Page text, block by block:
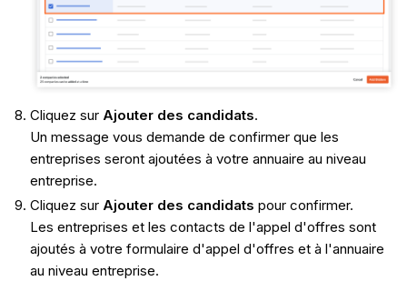
Cliquez sur Ajouter des candidats.
Un message vous demande de confirmer que les
entreprises seront ajoutées à votre annuaire au niveau
entreprise.
Cliquez sur Ajouter des candidats pour confirmer.
Les entreprises et les contacts de l'appel d'offres sont
ajoutés à votre formulaire d'appel d'offres et à l'annuaire
au niveau entreprise.